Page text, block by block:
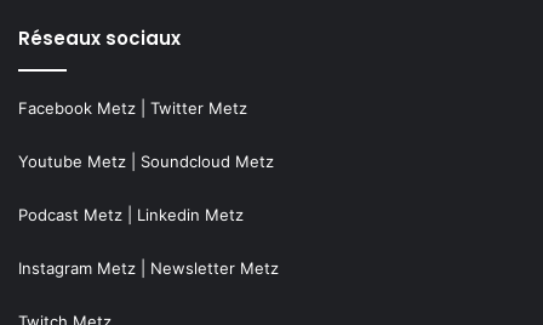
Réseaux sociaux
Facebook Metz Twitter Metz
Youtube Metz Soundcloud Metz
Podcast Metz Linkedin Metz
Instagram Metz Newsletter Metz